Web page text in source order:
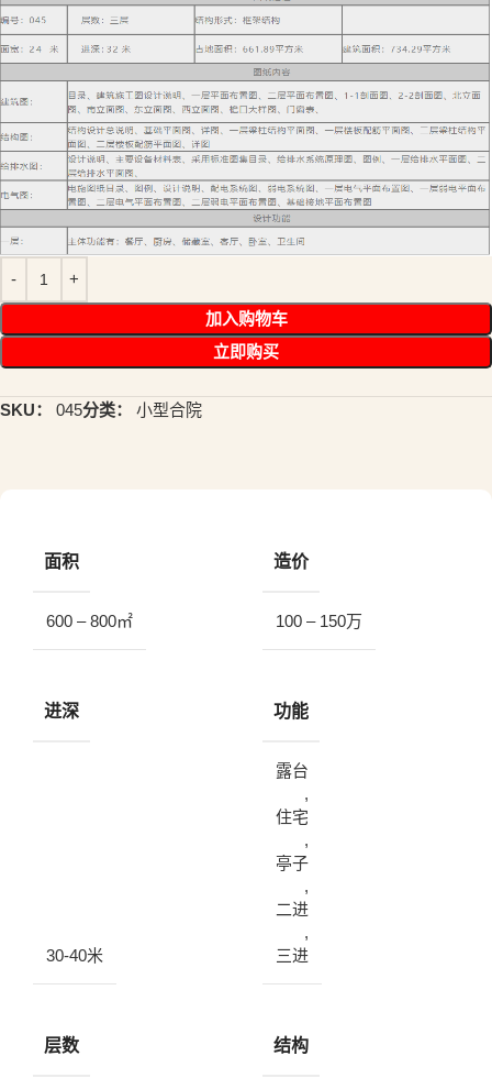
加入购物车
立即购买
SKU： 045分类： 小型合院
面积
600 – 800㎡
造价
100 – 150万
进深
30-40米
功能
露台
,
住宅
,
亭子
,
二进
,
三进
层数 结构